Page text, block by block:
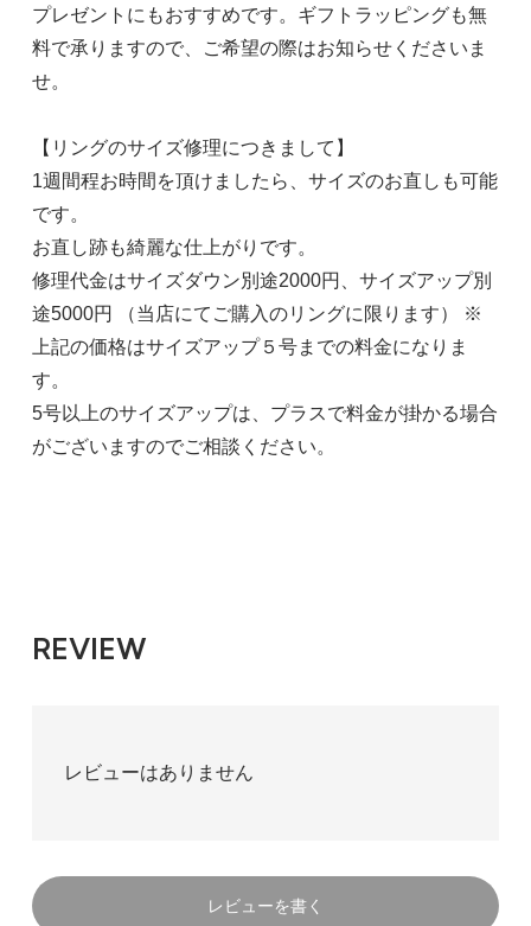
プレゼントにもおすすめです。ギフトラッピングも無
料で承りますので、ご希望の際はお知らせくださいま
せ。
【リングのサイズ修理につきまして】
1週間程お時間を頂けましたら、サイズのお直しも可能
です。
お直し跡も綺麗な仕上がりです。
修理代金はサイズダウン別途2000円、サイズアップ別
途5000円 （当店にてご購入のリングに限ります） ※
上記の価格はサイズアップ５号までの料金になりま
す。
5号以上のサイズアップは、プラスで料金が掛かる場合
がございますのでご相談ください。
REVIEW
レビューはありません
レビューを書く